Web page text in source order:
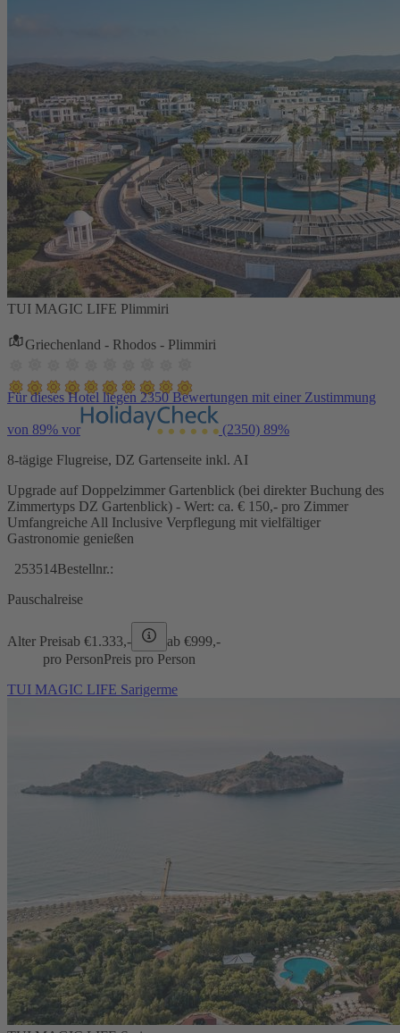
TUI MAGIC LIFE Plimmiri
Griechenland - Rhodos - Plimmiri
Für dieses Hotel liegen 2350 Bewertungen mit einer Zustimmung
von 89% vor (2350) 89%
8-tägige Flugreise, DZ Gartenseite inkl. AI
Upgrade auf Doppelzimmer Gartenblick (bei direkter Buchung des
Zimmertyps DZ Gartenblick) - Wert: ca. € 150,- pro Zimmer
Umfangreiche All Inclusive Verpflegung mit vielfältiger
Gastronomie genießen
253514Bestellnr.:
Pauschalreise
Alter Preisab €1.333,- ab €999,-
pro PersonPreis pro Person
TUI MAGIC LIFE Sarigerme